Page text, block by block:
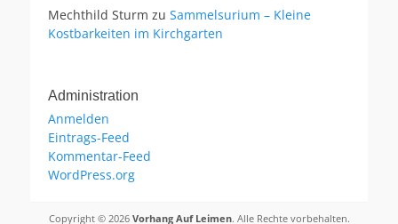
Mechthild Sturm zu Sammelsurium – Kleine
Kostbarkeiten im Kirchgarten
Administration
Anmelden
Eintrags-Feed
Kommentar-Feed
WordPress.org
Copyright © 2026 Vorhang Auf Leimen. Alle Rechte vorbehalten.